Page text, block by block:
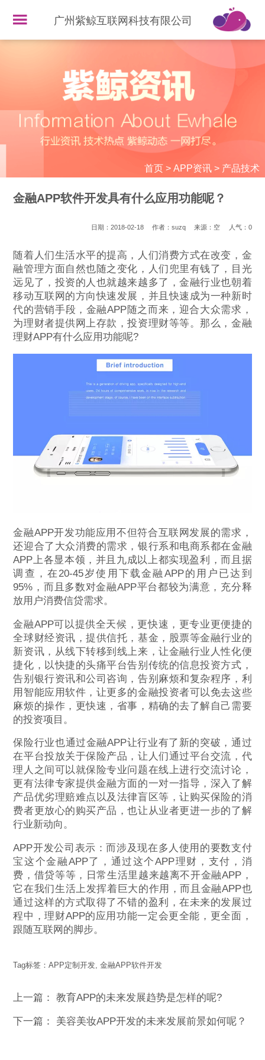
广州紫鲸互联网科技有限公司
首页> APP资讯> 产品技术
金融APP软件开发具有什么应用功能呢？
日期：2018-02-18 作者：suzq 来源：空 人气： 0
随着人们生活水平的提高，人们消费方式在改变，金
融管理方面自然也随之变化，人们兜里有钱了，目光
远见了，投资的人也就越来越多了，金融行业也朝着
移动互联网的方向快速发展，并且快速成为一种新时
代的营销手段，金融APP随之而来，迎合大众需求，
为理财者提供网上存款，投资理财等等。那么，金融
理财APP有什么应用功能呢?
金融APP开发功能应用不但符合互联网发展的需求，
还迎合了大众消费的需求，银行系和电商系都在金融
APP上各显本领，并且九成以上都实现盈利，而且据
调查，在20-45岁使用下载金融APP的用户已达到
95%，而且多数对金融APP平台都较为满意，充分释
放用户消费信贷需求。
金融APP可以提供全天候，更快速，更专业更便捷的
全球财经资讯，提供信托，基金，股票等金融行业的
新资讯，从线下转移到线上来，让金融行业人性化便
捷化，以快捷的头痛平台告别传统的信息投资方式，
告别银行资讯和公司咨询，告别麻烦和复杂程序，利
用智能应用软件，让更多的金融投资者可以免去这些
麻烦的操作，更快速，省事，精确的去了解自己需要
的投资项目。
保险行业也通过金融APP让行业有了新的突破，通过
在平台投放关于保险产品，让人们通过平台交流，代
理人之间可以就保险专业问题在线上进行交流讨论，
更有法律专家提供金融方面的一对一指导，深入了解
产品优劣理赔难点以及法律盲区等，让购买保险的消
费者更放心的购买产品，也让从业者更进一步的了解
行业新动向。
APP开发公司表示：而涉及现在多人使用的要数支付
宝这个金融APP了，通过这个APP理财，支付，消
费，借贷等等，日常生活里越来越离不开金融APP，
它在我们生活上发挥着巨大的作用，而且金融APP也
通过这样的方式取得了不错的盈利，在未来的发展过
程中，理财APP的应用功能一定会更全能，更全面，
跟随互联网的脚步。
Tag标签：APP定制开发,金融APP软件开发
上一篇：教育APP的未来发展趋势是怎样的呢?
下一篇： 美容美妆APP开发的未来发展前景如何呢？